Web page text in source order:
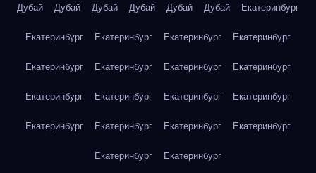
Дубай Дубай Дубай Дубай Дубай Дубай Екатеринбург
Екатеринбург Екатеринбург Екатеринбург Екатеринбург
Екатеринбург Екатеринбург Екатеринбург Екатеринбург
Екатеринбург Екатеринбург Екатеринбург Екатеринбург
Екатеринбург Екатеринбург Екатеринбург Екатеринбург
Екатеринбург Екатеринбург